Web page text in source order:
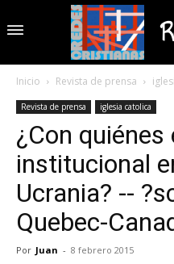
Inicio Revista de prensa
Revista de prensa iglesia catolica
¿Con
institucional
Ucrania? --
Quebec-
Por Juan - 8 febrero 2015